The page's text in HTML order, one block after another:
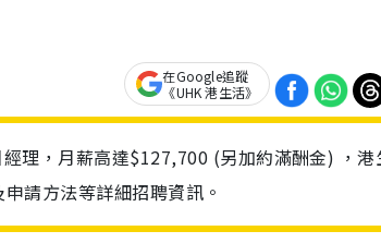
在Google追蹤
《UHK 港生活》
理，月薪高達$127,700 (另加約滿酬金) ，港
請方法等詳細招聘資訊。